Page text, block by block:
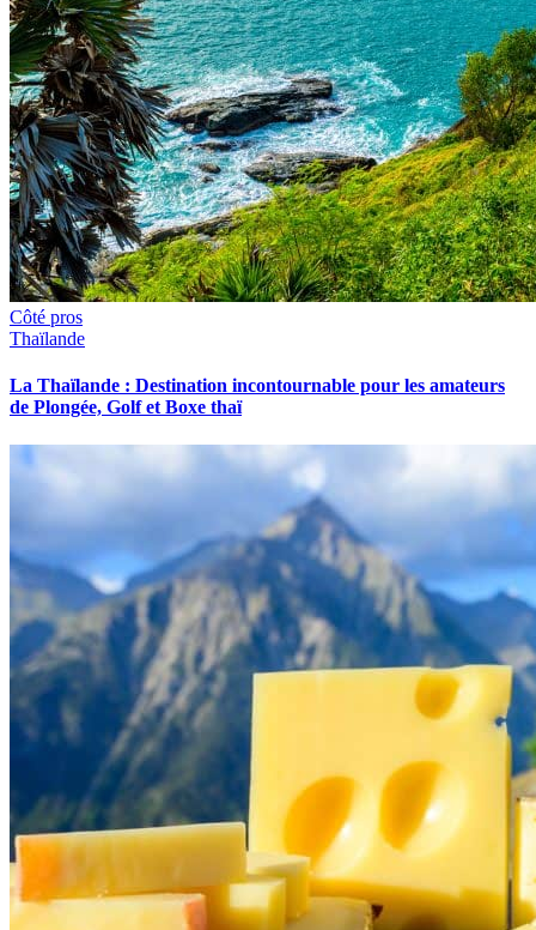
Côté pros
Thaïlande
La Thaïlande : Destination incontournable pour les amateurs
de Plongée, Golf et Boxe thaï